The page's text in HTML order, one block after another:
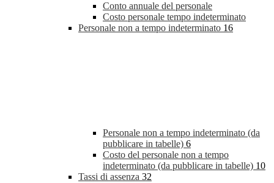
Conto annuale del personale
Costo personale tempo indeterminato
Personale non a tempo indeterminato 16
Personale non a tempo indeterminato (da
pubblicare in tabelle) 6
Costo del personale non a tempo
indeterminato (da pubblicare in tabelle) 10
Tassi di assenza 32